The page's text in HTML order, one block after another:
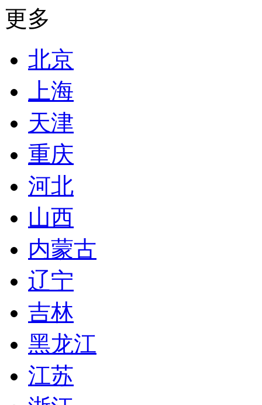
更多
北京
上海
天津
重庆
河北
山西
内蒙古
辽宁
吉林
黑龙江
江苏